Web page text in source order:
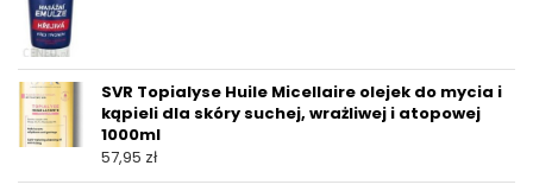
SVR Topialyse Huile Micellaire olejek do mycia i
kąpieli dla skóry suchej, wrażliwej i atopowej
1000ml
57,95 zł